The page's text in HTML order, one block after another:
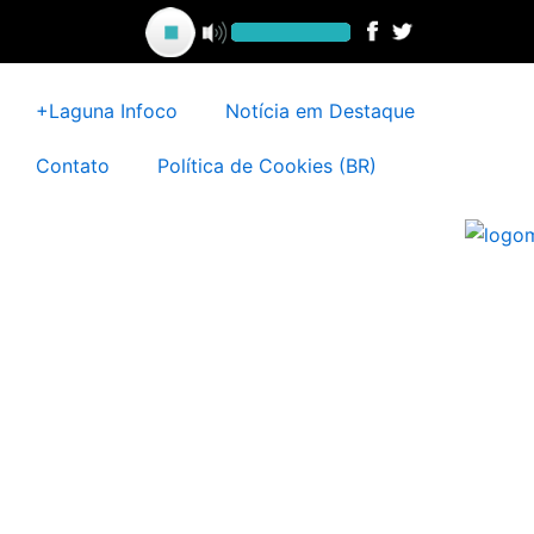
conteúdo
+Laguna Infoco Notícia em Destaque
Contato Política de Cookies (BR)